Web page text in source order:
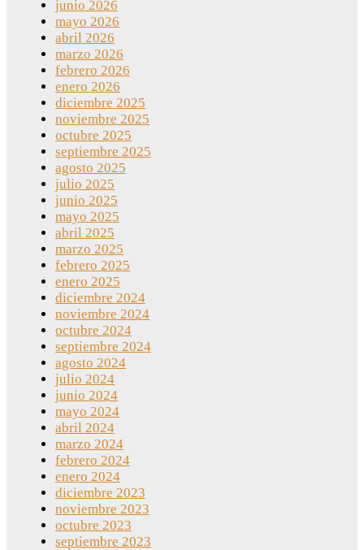
junio 2026
mayo 2026
abril 2026
marzo 2026
febrero 2026
enero 2026
diciembre 2025
noviembre 2025
octubre 2025
septiembre 2025
agosto 2025
julio 2025
junio 2025
mayo 2025
abril 2025
marzo 2025
febrero 2025
enero 2025
diciembre 2024
noviembre 2024
octubre 2024
septiembre 2024
agosto 2024
julio 2024
junio 2024
mayo 2024
abril 2024
marzo 2024
febrero 2024
enero 2024
diciembre 2023
noviembre 2023
octubre 2023
septiembre 2023